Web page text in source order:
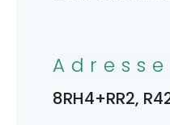
Adresse
8RH4+RR2,